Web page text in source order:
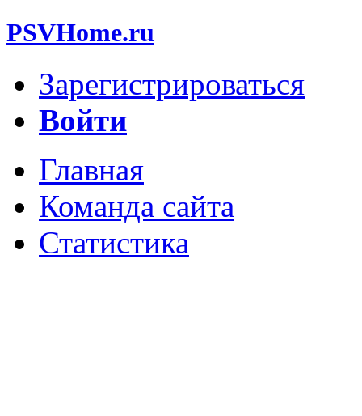
PSVHome.ru
Зарегистрироваться
Войти
Главная
Команда сайта
Статистика